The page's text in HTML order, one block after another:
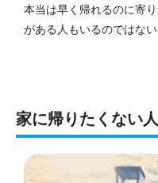
本当は早く帰れるのに寄
がある人もいるのではない
家に帰りたくない